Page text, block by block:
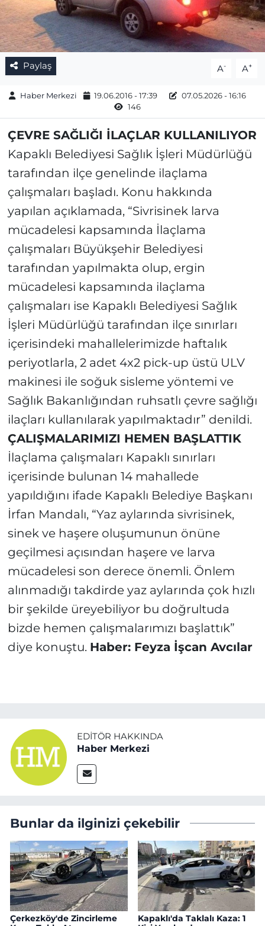
Paylaş A- A+
Haber Merkezi 19.06.2016 - 17:39
07.05.2026 - 16:16
146
ÇEVRE SAĞLIĞI İLAÇLAR KULLANILIYOR
Kapaklı Belediyesi Sağlık İşleri Müdürlüğü
tarafından ilçe genelinde ilaçlama
çalışmaları başladı. Konu hakkında
yapılan açıklamada, “Sivrisinek larva
mücadelesi kapsamında İlaçlama
çalışmaları Büyükşehir Belediyesi
tarafından yapılmakta olup, ergin
mücadelesi kapsamında ilaçlama
çalışmaları ise Kapaklı Belediyesi Sağlık
İşleri Müdürlüğü tarafından ilçe sınırları
içerisindeki mahallelerimizde haftalık
periyotlarla, 2 adet 4x2 pick-up üstü ULV
makinesi ile soğuk sisleme yöntemi ve
Sağlık Bakanlığından ruhsatlı çevre sağlığı
ilaçları kullanılarak yapılmaktadır” denildi.
ÇALIŞMALARIMIZI HEMEN BAŞLATTIK
İlaçlama çalışmaları Kapaklı sınırları
içerisinde bulunan 14 mahallede
yapıldığını ifade Kapaklı Belediye Başkanı
İrfan Mandalı, “Yaz aylarında sivrisinek,
sinek ve haşere oluşumunun önüne
geçilmesi açısından haşere ve larva
mücadelesi son derece önemli. Önlem
alınmadığı takdirde yaz aylarında çok hızlı
bir şekilde üreyebiliyor bu doğrultuda
bizde hemen çalışmalarımızı başlattık”
diye konuştu. Haber: Feyza İşcan Avcılar
EDITÖR HAKKINDA
Haber Merkezi
Bunlar da ilginizi çekebilir
Çerkezköy'de Zincirleme
Kapaklı'da Taklalı Kaza: 1
Yayın İlkeleri